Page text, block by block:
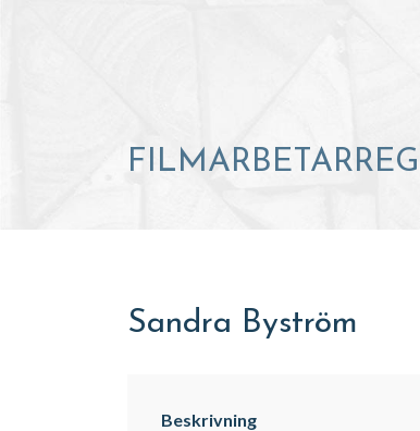
Sandra Byström
Beskrivning